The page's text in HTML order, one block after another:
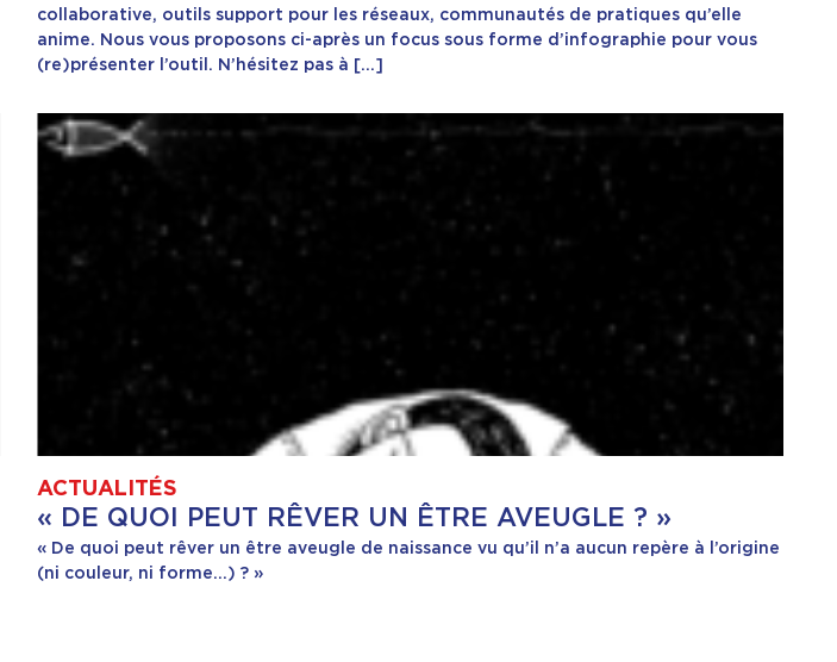
collaborative, outils support pour les réseaux, communautés de pratiques qu’elle
anime. Nous vous proposons ci-après un focus sous forme d’infographie pour vous
(re)présenter l’outil. N’hésitez pas à […]
ACTUALITÉS
« DE QUOI PEUT RÊVER UN ÊTRE AVEUGLE ? »
« De quoi peut rêver un être aveugle de naissance vu qu’il n’a aucun repère à l’origine
(ni couleur, ni forme…) ? »